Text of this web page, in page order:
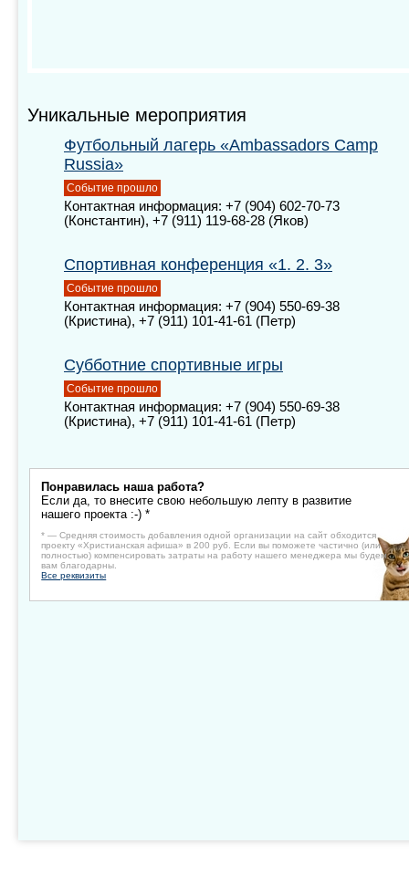
Уникальные мероприятия
Футбольный лагерь «Ambassadors Camp
Russia»
Событие прошло
Контактная информация: +7 (904) 602-70-73
(Константин), +7 (911) 119-68-28 (Яков)
Спортивная конференция «1. 2. 3»
Событие прошло
Контактная информация: +7 (904) 550-69-38
(Кристина), +7 (911) 101-41-61 (Петр)
Субботние спортивные игры
Событие прошло
Контактная информация: +7 (904) 550-69-38
(Кристина), +7 (911) 101-41-61 (Петр)
Понравилась наша работа?
Если да, то внесите свою небольшую лепту в развитие
нашего проекта :-) *
* — Средняя стоимость добавления одной организации на сайт обходится
проекту «Христианская афиша» в 200 руб. Если вы поможете частично (или
полностью) компенсировать затраты на работу нашего менеджера мы будем
вам благодарны.
Все реквизиты